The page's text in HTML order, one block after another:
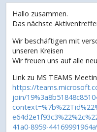
Hallo zusammen.
Das nächste
Wir beschäftigen mit
unseren Kreisen
Wir freuen uns auf alle
Link zu MS TEAMS
https://
join/
41a0-8959-